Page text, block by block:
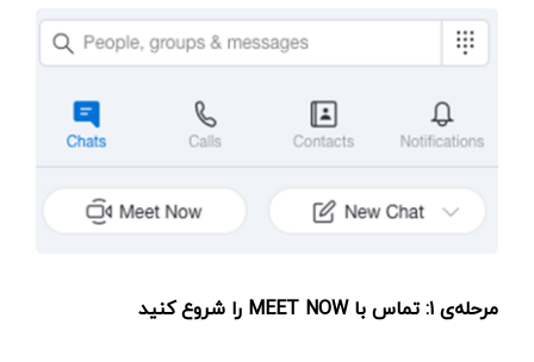
مرحله‌ی ۱: تماس با MEET NOW را شروع کنید